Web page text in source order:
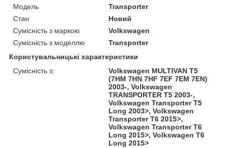
Модель
Transporter
Стан
Новий
Сумісність з маркою
Volkswagen
Сумісність з моделлю
Transporter
Користувальницькі характеристики
Сумісність з:
Volkswagen MULTIVAN T5
(7HM 7HN 7HF 7EF 7EM 7EN)
2003-, Volkswagen
TRANSPORTER T5 2003-,
Volkswagen Transporter T5
Long 2003>, Volkswagen
Transporter T6 2015>,
Volkswagen Transporter T6
Long 2015>, Volkswagen T6
Long 2015>